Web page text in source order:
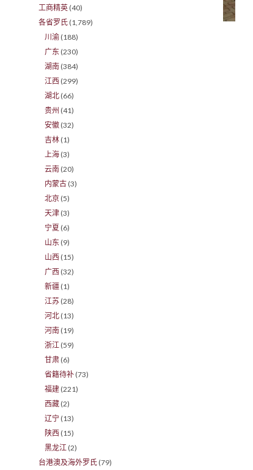
工商精英 (40)
各省罗氏 (1,789)
川渝 (188)
广东 (230)
湖南 (384)
江西 (299)
湖北 (66)
贵州 (41)
安徽 (32)
吉林 (1)
上海 (3)
云南 (20)
内蒙古 (3)
北京 (5)
天津 (3)
宁夏 (6)
山东 (9)
山西 (15)
广西 (32)
新疆 (1)
江苏 (28)
河北 (13)
河南 (19)
浙江 (59)
甘肃 (6)
省籍待补 (73)
福建 (221)
西藏 (2)
辽宁 (13)
陕西 (15)
黑龙江 (2)
台港澳及海外罗氏 (79)